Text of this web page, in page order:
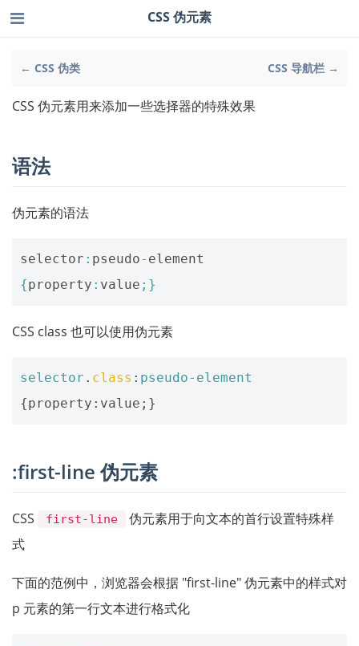
← CSS 伪类 CSS 导航栏 →
CSS 伪元素
CSS 伪元素用来添加一些选择器的特殊效果
语法
伪元素的语法
selector : pseudo- element
{property : value ;}
CSS class 也可以使用伪元素
selector . class : pseudo-element
{property : value ;}
:first-line 伪元素
CSS first-line
伪元素用于向文本的首行设置特殊样
式
下面的范例中，浏览器会根据 "first-line" 伪元素中的样式对
p 元素的第一行文本进行格式化